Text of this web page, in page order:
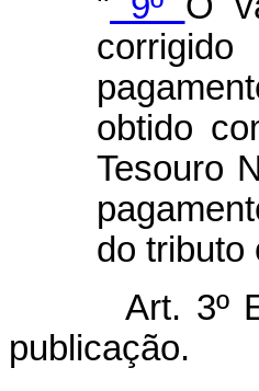
obtido
Tesouro
do tributo
Art. 3º Este
publicação.